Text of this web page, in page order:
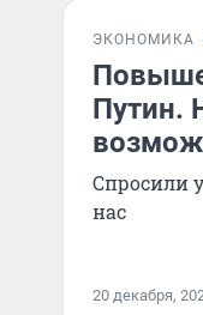
ЭКОНОМИКА
Путин.
Спросили
нас
20 декабря,